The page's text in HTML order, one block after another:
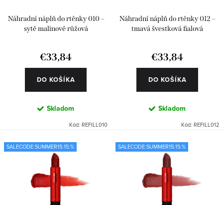
k
d
Náhradní náplň do rtěnky 010 –
sytě malinově růžová
€33,84
DO KOŠÍKA
Skladom
Kód: REFILL010
Náhradní náplň do rtěnky 012 –
tmavá švestková fialová
€33,84
DO KOŠÍKA
Skladom
Kód: REFILL012
SALECODE:SUMMER15:15:% SALECODE:SUMMER15:15:%